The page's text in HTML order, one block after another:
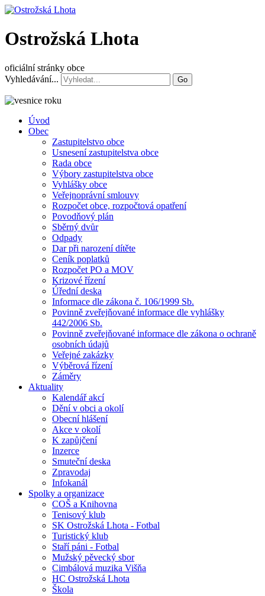
Ostrožská Lhota
oficiální stránky obce
Vyhledávání...
Go
Úvod
Obec
Zastupitelstvo obce
Usnesení zastupitelstva obce
Rada obce
Výbory zastupitelstva obce
Vyhlášky obce
Veřejnoprávní smlouvy
Rozpočet obce, rozpočtová opatření
Povodňový plán
Sběrný dvůr
Odpady
Dar při narození dítěte
Ceník poplatků
Rozpočet PO a MOV
Krizové řízení
Úřední deska
Informace dle zákona č. 106/1999 Sb.
Povinně zveřejňované informace dle vyhlášky
442/2006 Sb.
Povinně zveřejňované informace dle zákona o ochraně
osobních údajů
Veřejné zakázky
Výběrová řízení
Záměry
Aktuality
Kalendář akcí
Dění v obci a okolí
Obecní hlášení
Akce v okolí
K zapůjčení
Inzerce
Smuteční deska
Zpravodaj
Infokanál
Spolky a organizace
COŠ a Knihovna
Tenisový klub
SK Ostrožská Lhota - Fotbal
Turistický klub
Staří páni - Fotbal
Mužský pěvecký sbor
Cimbálová muzika Višňa
HC Ostrožská Lhota
Škola